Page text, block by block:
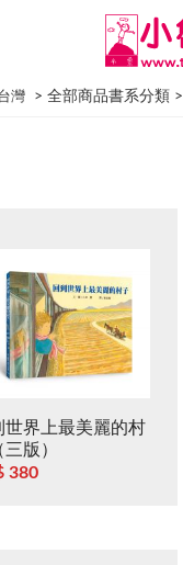
灣 > 全部商品書系分類 >
世界上最美麗的村
版）
380